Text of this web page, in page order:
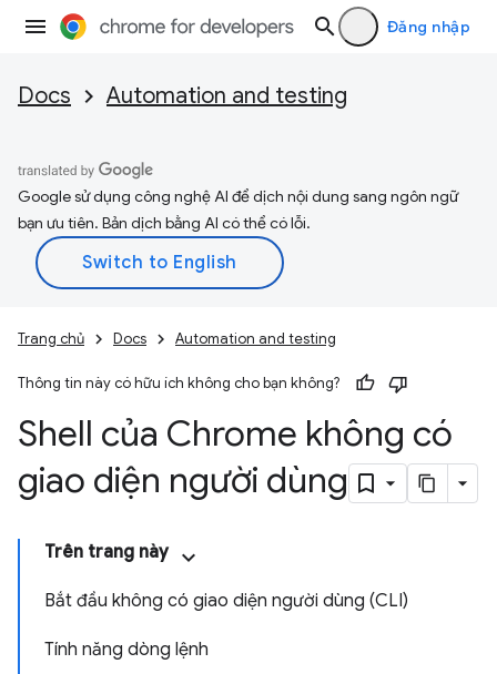
Đăng nhập
Docs Automation and testing
Google sử dụng công nghệ AI để dịch nội dung sang ngôn ngữ
bạn ưu tiên. Bản dịch bằng AI có thể có lỗi.
Trang chủ Docs Automation and testing
Thông tin này có hữu ích không cho bạn không?
Shell của Chrome không có
giao diện người dùng
Trên trang này
Bắt đầu không có giao diện người dùng (CLI)
Tính năng dòng lệnh